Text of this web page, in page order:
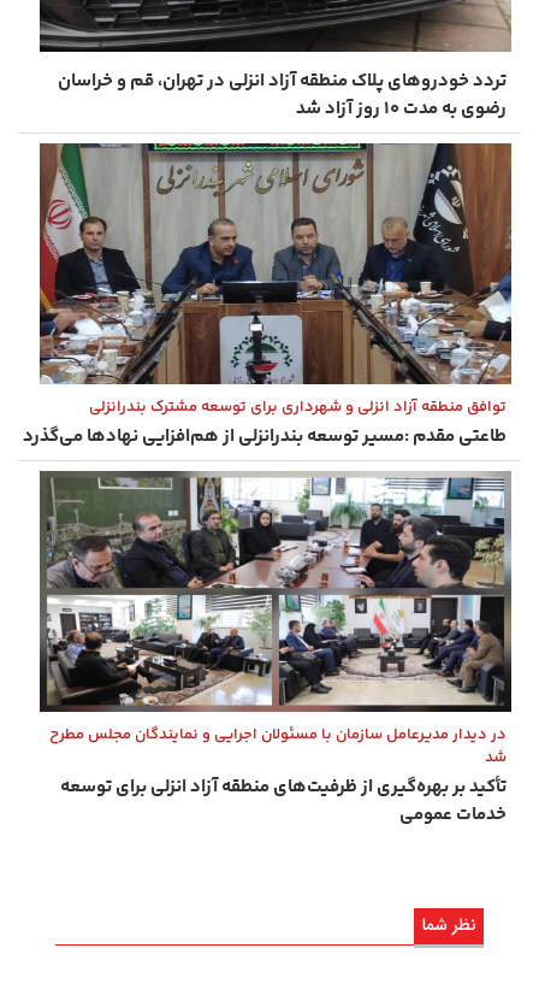
تردد خودروهای پلاک منطقه آزاد انزلی در تهران، قم و خراسان
رضوی به مدت ۱۰ روز آزاد شد
توافق منطقه آزاد انزلی و شهرداری برای توسعه مشترک بندرانزلی
طاعتی‌ مقدم :مسیر توسعه بندرانزلی از هم‌افزایی نهادها می‌گذرد
در دیدار مدیرعامل سازمان با مسئولان اجرایی و نمایندگان مجلس مطرح
شد
تأكید بر بهره‌گیری از ظرفیت‌های منطقه آزاد انزلی برای توسعه
خدمات عمومی
نظر شما